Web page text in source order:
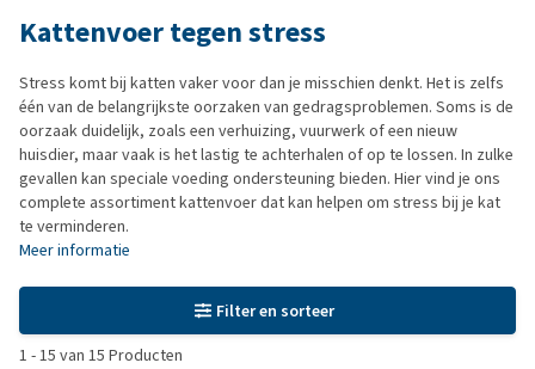
Kattenvoer tegen stress
Stress komt bij katten vaker voor dan je misschien denkt. Het is zelfs
één van de belangrijkste oorzaken van gedragsproblemen. Soms is de
oorzaak duidelijk, zoals een verhuizing, vuurwerk of een nieuw
huisdier, maar vaak is het lastig te achterhalen of op te lossen. In zulke
gevallen kan speciale voeding ondersteuning bieden. Hier vind je ons
complete assortiment kattenvoer dat kan helpen om stress bij je kat
te verminderen.
Meer informatie
Filter en sorteer
1 -15 van 15 Producten